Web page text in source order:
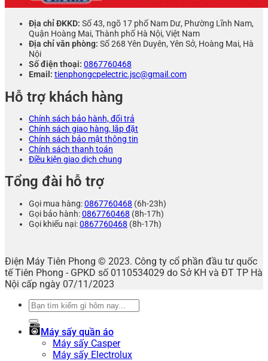
Địa chỉ ĐKKD: Số 43, ngõ 17 phố Nam Dư, Phường Lĩnh Nam,
Quận Hoàng Mai, Thành phố Hà Nội, Việt Nam
Địa chỉ văn phòng: Số 268 Yên Duyên, Yên Sở, Hoàng Mai, Hà
Nội
Số điện thoại: 0867760468
Email: tienphongcpelectric.jsc@gmail.com
Hỗ trợ khách hàng
Chính sách bảo hành, đổi trả
Chính sách giao hàng, lắp đặt
Chính sách bảo mật thông tin
Chính sách thanh toán
Điều kiện giao dịch chung
Tổng đài hỗ trợ
Gọi mua hàng:0867760468 (6h-23h)
Gọi bảo hành:0867760468 (8h-17h)
Gọi khiếu nại:0867760468 (8h-17h)
Điện Máy Tiên Phong © 2023. Công ty cổ phần đầu tư quốc
tế Tiên Phong - GPKD số 0110534029 do Sở KH và ĐT TP Hà
Nội cấp ngày 07/11/2023
Tìm
Máy sấy quần áo
Máy sấy Casper
Máy sấy Electrolux